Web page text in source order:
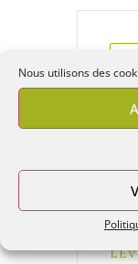
Nous utilisons des